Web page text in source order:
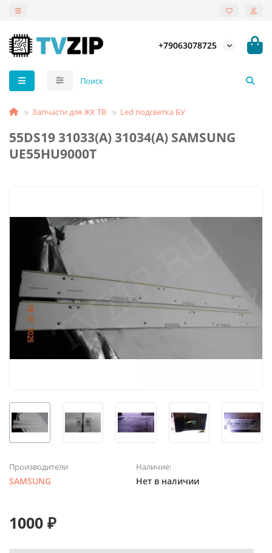
+79063078725
Запчасти для ЖК ТВ Led подсветка БУ
55DS19 31033(A) 31034(A) SAMSUNG
UE55HU9000T
Производители
SAMSUNG
Наличие:
Нет в наличии
1000 ₽